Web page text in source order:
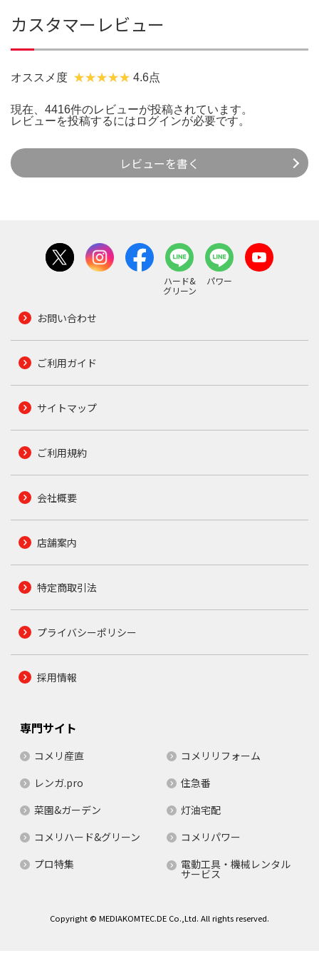
カスタマーレビュー
オススメ度 4.6点
現在、4416件のレビューが投稿されています。
レビューを投稿するには ログインが必要です。
レビューを書く
ハード&
グリーン
パワー
お問い合わせ
ご利用ガイド
サイトマップ
ご利用規約
会社概要
店舗案内
特定商取引法
プライバシーポリシー
採用情報
専門サイト
コメリ産直
コメリリフォーム
レンガ.pro
住急番
菜園&ガーデン
灯油宅配
コメリハード&グリーン
コメリパワー
プロ特集
電動工具・機械レンタル
サービス
Copyright © MEDIAKOMTEC.DE Co.,Ltd. All rights reserved.